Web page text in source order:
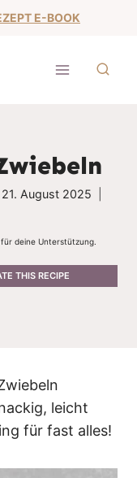
E-BOOK
21. August 2025
deine Unterstützung.
THIS RECIPE
leicht
für fast alles!